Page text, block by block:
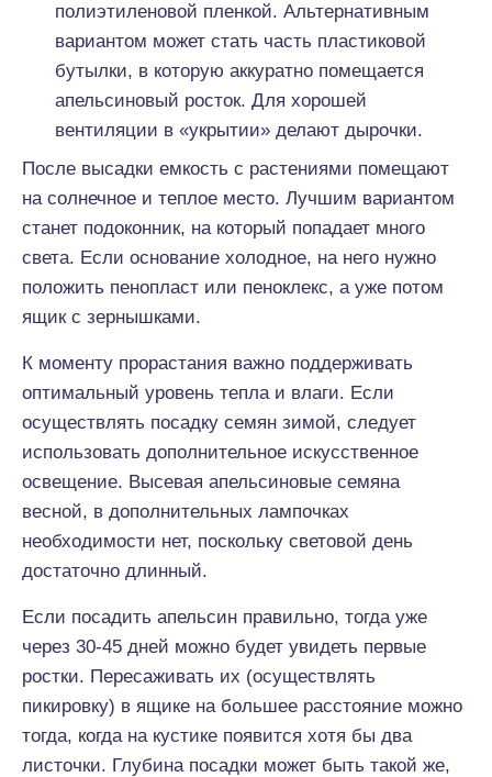
полиэтиленовой пленкой. Альтернативным
вариантом может стать часть пластиковой
бутылки, в которую аккуратно помещается
апельсиновый росток. Для хорошей
вентиляции в «укрытии» делают дырочки.
После высадки емкость с растениями помещают
на солнечное и теплое место. Лучшим вариантом
станет подоконник, на который попадает много
света. Если основание холодное, на него нужно
положить пенопласт или пеноклекс, а уже потом
ящик с зернышками.
К моменту прорастания важно поддерживать
оптимальный уровень тепла и влаги. Если
осуществлять посадку семян зимой, следует
использовать дополнительное искусственное
освещение. Высевая апельсиновые семяна
весной, в дополнительных лампочках
необходимости нет, поскольку световой день
достаточно длинный.
Если посадить апельсин правильно, тогда уже
через 30-45 дней можно будет увидеть первые
ростки. Пересаживать их (осуществлять
пикировку) в ящике на большее расстояние можно
тогда, когда на кустике появится хотя бы два
листочки. Глубина посадки может быть такой же,